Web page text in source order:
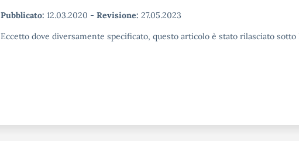
Pubblicato: 12.03.2020 - Revisione: 27.05.2023
Eccetto dove diversamente specificato, questo articolo è stato rilasciato